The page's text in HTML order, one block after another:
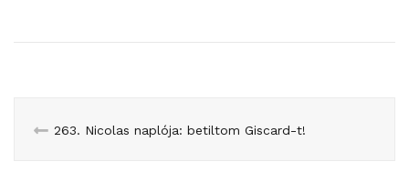
263. Nicolas naplója: betiltom Giscard-t!